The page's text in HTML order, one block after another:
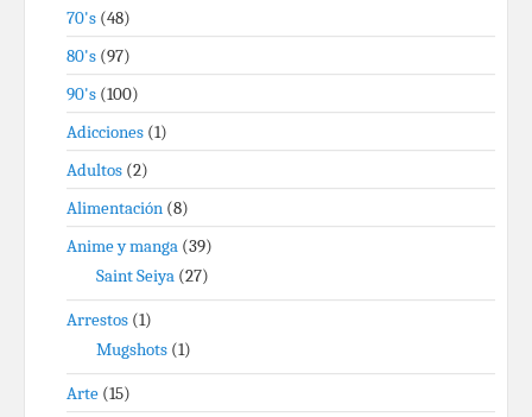
70's (48)
80's (97)
90's (100)
Adicciones (1)
Adultos (2)
Alimentación (8)
Anime y manga (39)
Saint Seiya (27)
Arrestos (1)
Mugshots (1)
Arte (15)